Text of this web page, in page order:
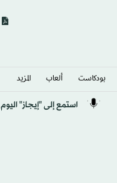
بودكاست ألعاب المزيد
استمع إلى "إيجاز" اليوم